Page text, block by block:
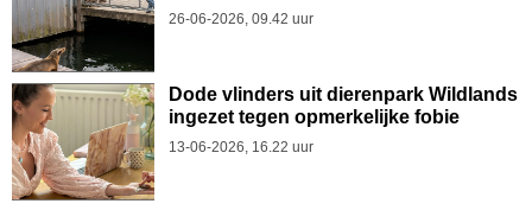
26-06-2026, 09.42 uur
Dode vlinders uit dierenpark Wildlands
ingezet tegen opmerkelijke fobie
13-06-2026, 16.22 uur